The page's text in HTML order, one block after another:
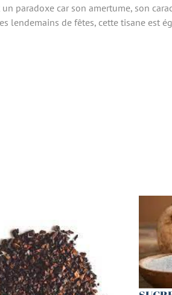
paradoxe car son amertume, son
lendemains de fêtes, cette tisane est